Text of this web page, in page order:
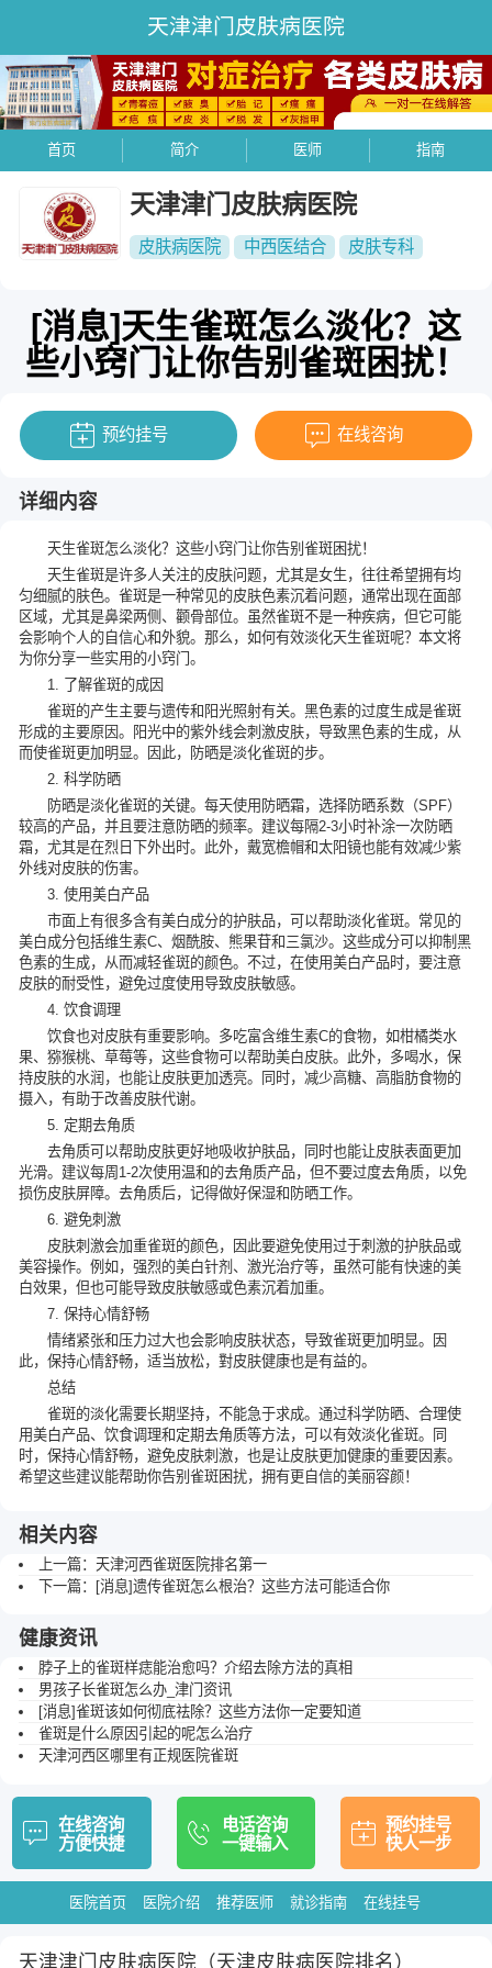
天津津门皮肤病医院
首页 简介 医师 指南
天津津门皮肤病医院
皮肤病医院 中西医结合 皮肤专科
[消息]天生雀斑怎么淡化？这
些小窍门让你告别雀斑困扰！
预约挂号 在线咨询
详细内容
天生雀斑怎么淡化？这些小窍门让你告别雀斑困扰！
天生雀斑是许多人关注的皮肤问题，尤其是女生，往往希望拥有均
匀细腻的肤色。雀斑是一种常见的皮肤色素沉着问题，通常出现在面部
区域，尤其是鼻梁两侧、颧骨部位。虽然雀斑不是一种疾病，但它可能
会影响个人的自信心和外貌。那么，如何有效淡化天生雀斑呢？本文将
为你分享一些实用的小窍门。
1. 了解雀斑的成因
雀斑的产生主要与遗传和阳光照射有关。黑色素的过度生成是雀斑
形成的主要原因。阳光中的紫外线会刺激皮肤，导致黑色素的生成，从
而使雀斑更加明显。因此，防晒是淡化雀斑的步。
2. 科学防晒
防晒是淡化雀斑的关键。每天使用防晒霜，选择防晒系数（SPF）
较高的产品，并且要注意防晒的频率。建议每隔2-3小时补涂一次防晒
霜，尤其是在烈日下外出时。此外，戴宽檐帽和太阳镜也能有效减少紫
外线对皮肤的伤害。
3. 使用美白产品
市面上有很多含有美白成分的护肤品，可以帮助淡化雀斑。常见的
美白成分包括维生素C、烟酰胺、熊果苷和三氯沙。这些成分可以抑制黑
色素的生成，从而减轻雀斑的颜色。不过，在使用美白产品时，要注意
皮肤的耐受性，避免过度使用导致皮肤敏感。
4. 饮食调理
饮食也对皮肤有重要影响。多吃富含维生素C的食物，如柑橘类水
果、猕猴桃、草莓等，这些食物可以帮助美白皮肤。此外，多喝水，保
持皮肤的水润，也能让皮肤更加透亮。同时，减少高糖、高脂肪食物的
摄入，有助于改善皮肤代谢。
5. 定期去角质
去角质可以帮助皮肤更好地吸收护肤品，同时也能让皮肤表面更加
光滑。建议每周1-2次使用温和的去角质产品，但不要过度去角质，以免
损伤皮肤屏障。去角质后，记得做好保湿和防晒工作。
6. 避免刺激
皮肤刺激会加重雀斑的颜色，因此要避免使用过于刺激的护肤品或
美容操作。例如，强烈的美白针剂、激光治疗等，虽然可能有快速的美
白效果，但也可能导致皮肤敏感或色素沉着加重。
7. 保持心情舒畅
情绪紧张和压力过大也会影响皮肤状态，导致雀斑更加明显。因
此，保持心情舒畅，适当放松，對皮肤健康也是有益的。
总结
雀斑的淡化需要长期坚持，不能急于求成。通过科学防晒、合理使
用美白产品、饮食调理和定期去角质等方法，可以有效淡化雀斑。同
时，保持心情舒畅，避免皮肤刺激，也是让皮肤更加健康的重要因素。
希望这些建议能帮助你告别雀斑困扰，拥有更自信的美丽容颜！
相关内容
上一篇： 天津河西雀斑医院排名第一
下一篇：
[消息]遗传雀斑怎么根治？这些方法可能适合你
健康资讯
脖子上的雀斑样痣能治愈吗？介绍去除方法的真相
男孩子长雀斑怎么办_津门资讯
[消息]雀斑该如何彻底祛除？这些方法你一定要知道
雀斑是什么原因引起的呢怎么治疗
天津河西区哪里有正规医院雀斑
在线咨询
方便快捷
电话咨询
一键输入
预约挂号
快人一步
医院首页 医院介绍 推荐医师 就诊指南 在线挂号
天津津门皮肤病医院（天津皮肤病医院排名）